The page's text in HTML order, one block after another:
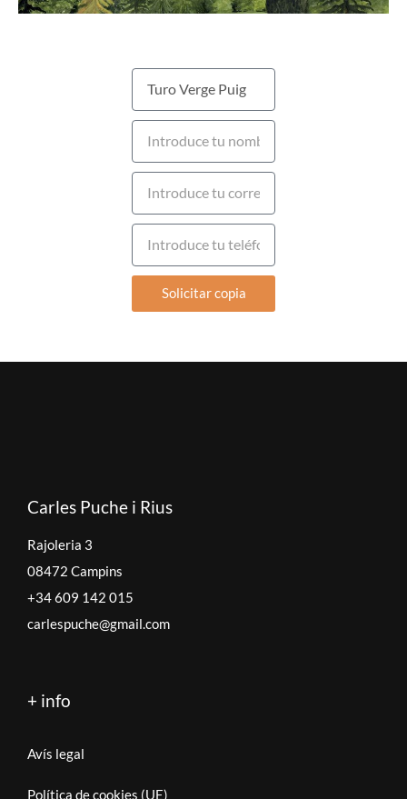
Solicitar copia
Carles Puche i Rius
Rajoleria 3
08472 Campins
+34 609 142 015
carlespuche@gmail.com
+ info
Avís legal
Política de cookies (UE)